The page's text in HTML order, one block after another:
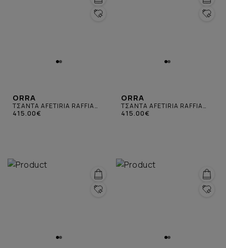
ORRA
ΤΣΑΝΤΑ AFETIRIA RAFFIA
ΚΑΦΕ
415.00€
ORRA
ΤΣΑΝΤΑ AFETIRIA RAFFIA
ΣΚΟΥΡΟ ΓΚΡΙ
415.00€